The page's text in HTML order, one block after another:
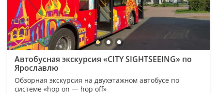
Автобусная экскурсия «CITY SIGHTSEEING» по
Ярославлю
Обзорная экскурсия на двухэтажном автобусе по
системе «hop on — hop off»